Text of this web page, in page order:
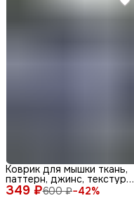
349 ₽600 ₽−42%
Коврик для мышки ткань,
паттерн, джинс, текстура,
синий, бел